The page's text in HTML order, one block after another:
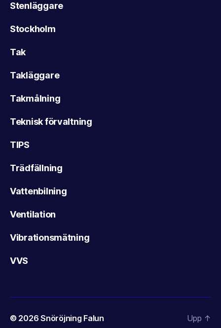
Stenläggare
Stockholm
Tak
Takläggare
Takmålning
Teknisk förvaltning
TIPS
Trädfällning
Vattenbilning
Ventilation
Vibrationsmätning
VVS
© 2026Snöröjning Falun Upp ↑